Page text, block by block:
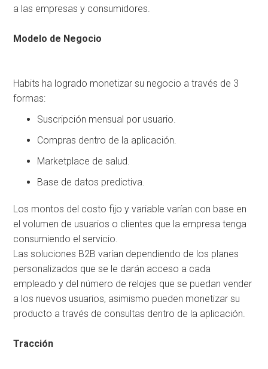
a las empresas y consumidores.
Modelo de Negocio
Habits ha logrado monetizar su negocio a través de 3
formas:
Suscripción mensual por usuario.
Compras dentro de la aplicación.
Marketplace de salud.
Base de datos predictiva.
Los montos del costo fijo y variable varían con base en
el volumen de usuarios o clientes que la empresa tenga
consumiendo el servicio.
Las soluciones B2B varían dependiendo de los planes
personalizados que se le darán acceso a cada
empleado y del número de relojes que se puedan vender
a los nuevos usuarios, asimismo pueden monetizar su
producto a través de consultas dentro de la aplicación.
Tracción